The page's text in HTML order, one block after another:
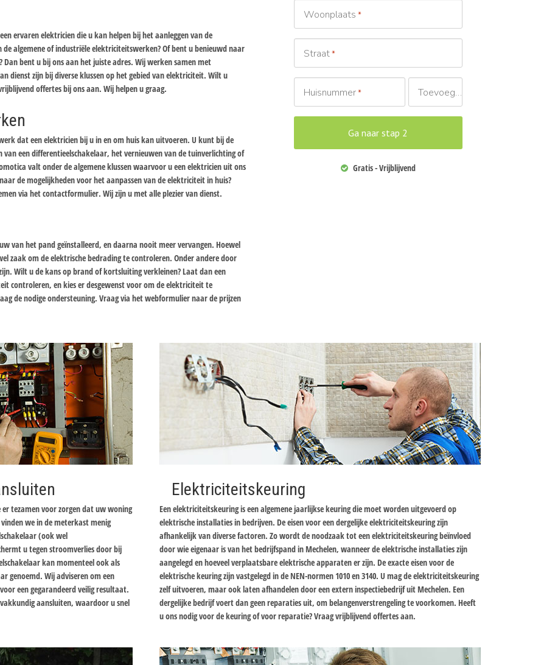
ervaren elektricien die u kan helpen bij het aanleggen van de
algemene of industriële elektriciteitswerken? Of bent u benieuwd naar
bent u bij ons aan het juiste adres. Wij werken samen met
dienst zijn bij diverse klussen op het gebied van elektriciteit. Wilt u
offertes bij ons aan. Wij helpen u graag.
dat een elektricien bij u in en om huis kan uitvoeren. U kunt bij de
een differentieelschakelaar, het vernieuwen van de tuinverlichting of
valt onder de algemene klussen waarvoor u een elektricien uit ons
de mogelijkheden voor het aanpassen van de elektriciteit in huis?
via het contactformulier. Wij zijn u met alle plezier van dienst.
van het pand geïnstalleerd, en daarna nooit meer vervangen. Hoewel
zaak om de elektrische bedrading te controleren. Onder andere door
Wilt u de kans op brand of kortsluiting verkleinen? Laat dan een
controleren, en kies er desgewenst voor om de elektriciteit te
de nodige ondersteuning. Vraag via het webformulier naar de prijzen
Woonplaats *
Straat*
Huisnummer* Toevoeging
Gratis - Vrijblijvend
tezamen voor zorgen dat uw woning
we in de meterkast menig
(ook wel
u tegen stroomverlies door bij
kan momenteel ook als
genoemd. Wij adviseren om een
een gegarandeerd veilig resultaat.
aansluiten, waardoor u snel
Elektriciteitskeuring
Een elektriciteitskeuring is een algemene jaarlijkse keuring die moet worden uitgevoerd op
elektrische installaties in bedrijven. De eisen voor een dergelijke elektriciteitskeuring zijn
afhankelijk van diverse factoren. Zo wordt de noodzaak tot een elektriciteitskeuring beïnvloed
door wie eigenaar is van het bedrijfspand in Mechelen, wanneer de elektrische installaties zijn
aangelegd en hoeveel verplaatsbare elektrische apparaten er zijn. De exacte eisen voor de
elektrische keuring zijn vastgelegd in de NEN-normen 1010 en 3140. U mag de elektriciteitskeuring
zelf uitvoeren, maar ook laten afhandelen door een extern inspectiebedrijf uit Mechelen. Een
dergelijke bedrijf voert dan geen reparaties uit, om belangenverstrengeling te voorkomen. Heeft
u ons nodig voor de keuring of voor reparatie? Vraag vrijblijvend offertes aan.